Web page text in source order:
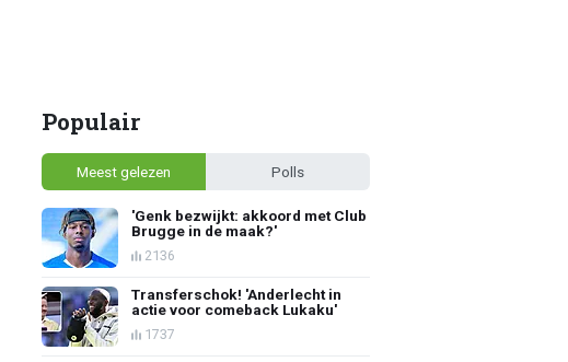
Populair
Meest gelezen Polls
'Genk bezwijkt: akkoord met Club
Brugge in de maak?'
2136
Transferschok! 'Anderlecht in
actie voor comeback Lukaku'
1737